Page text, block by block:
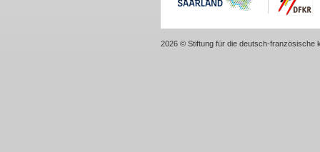
2026 © Stiftung für die deutsch-französische